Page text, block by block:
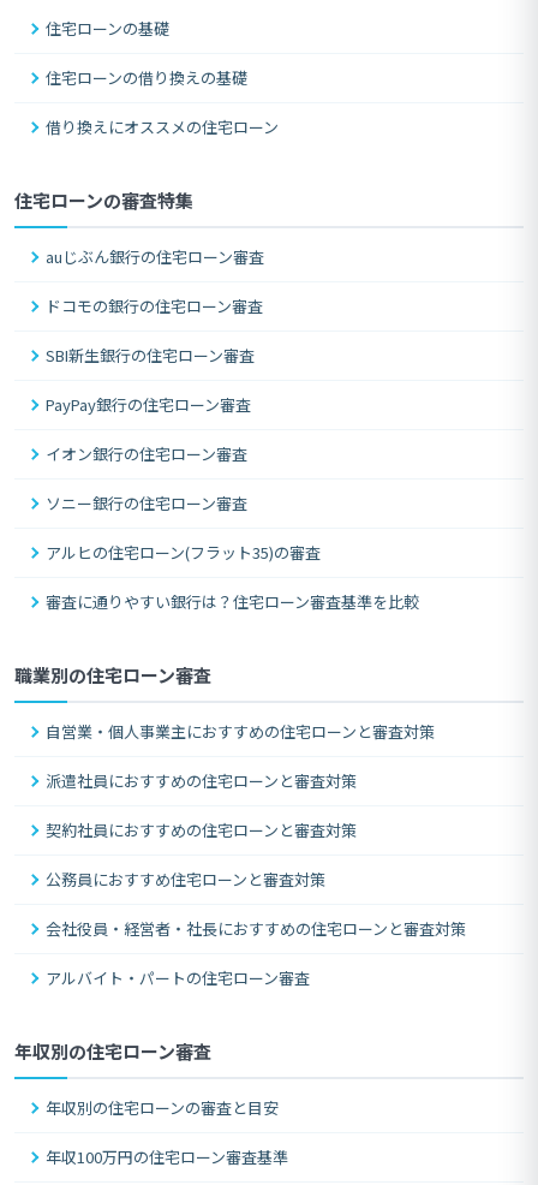
住宅ローンの基礎
住宅ローンの借り換えの基礎
借り換えにオススメの住宅ローン
住宅ローンの審査特集
auじぶん銀行の住宅ローン審査
ドコモの銀行の住宅ローン審査
SBI新生銀行の住宅ローン審査
PayPay銀行の住宅ローン審査
イオン銀行の住宅ローン審査
ソニー銀行の住宅ローン審査
アルヒの住宅ローン(フラット35)の審査
審査に通りやすい銀行は？住宅ローン審査基準を比較
職業別の住宅ローン審査
自営業・個人事業主におすすめの住宅ローンと審査対策
派遣社員におすすめの住宅ローンと審査対策
契約社員におすすめの住宅ローンと審査対策
公務員におすすめ住宅ローンと審査対策
会社役員・経営者・社長におすすめの住宅ローンと審査対策
アルバイト・パートの住宅ローン審査
年収別の住宅ローン審査
年収別の住宅ローンの審査と目安
年収100万円の住宅ローン審査基準